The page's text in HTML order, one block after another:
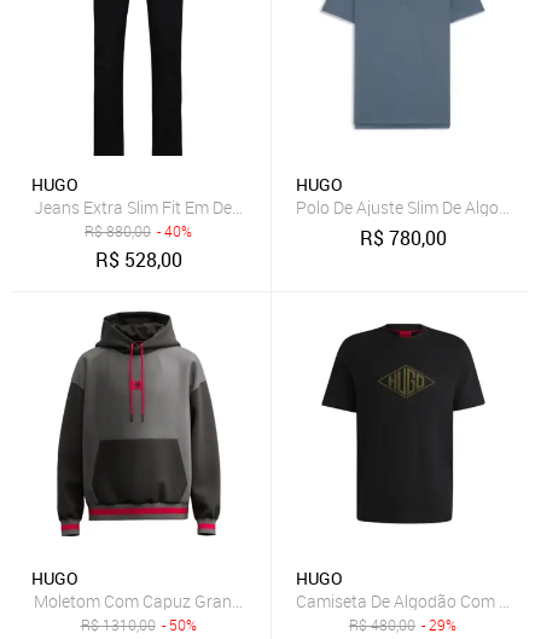
HUGO
Jeans Extra Slim Fit Em Denim Stretch Confortável
R$880,00 - 40%
R$ 528,00
HUGO
Polo De Ajuste Slim De Algodão
R$780,00
HUGO
Moletom Com Capuz Grande Hugo X Rb Com Motivo De Touro
R$1310,00 - 50%
HUGO
Camiseta De Algodão Com
R$480,00 - 29%